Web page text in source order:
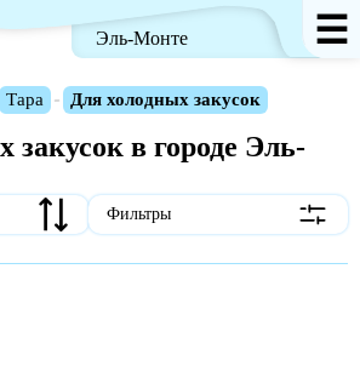
Эль-Монте ☰
Bread
crumbs
(Обратная
навигация
Тара Для холодных закусок
закусок в городе Эль-
Фильтры